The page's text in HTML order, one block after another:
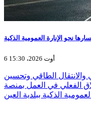
نحو الإنارة العمومية الذكية
6 أوت 2026، 15:30
الطاقي وتحسين
الفعلي في العمل بمنصة